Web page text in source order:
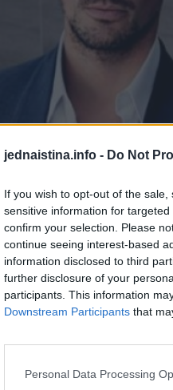
jednaistina.info - Do Not
If you wish to opt-out of the
sensitive information for
confirm your selection. Please
continue seeing interest-based
information disclosed to third
further disclosure of your
participants. This information
Downstream Participants that
Personal Data Processing
citanja:Manje od 1min.
i čekam let za